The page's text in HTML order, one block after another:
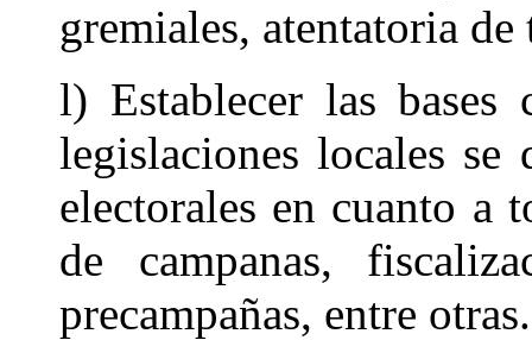
gremiales, atentatoria de
l) Establecer las bases
legislaciones locales se
electorales en cuanto a
de campanas,
precampañas, entre otras.